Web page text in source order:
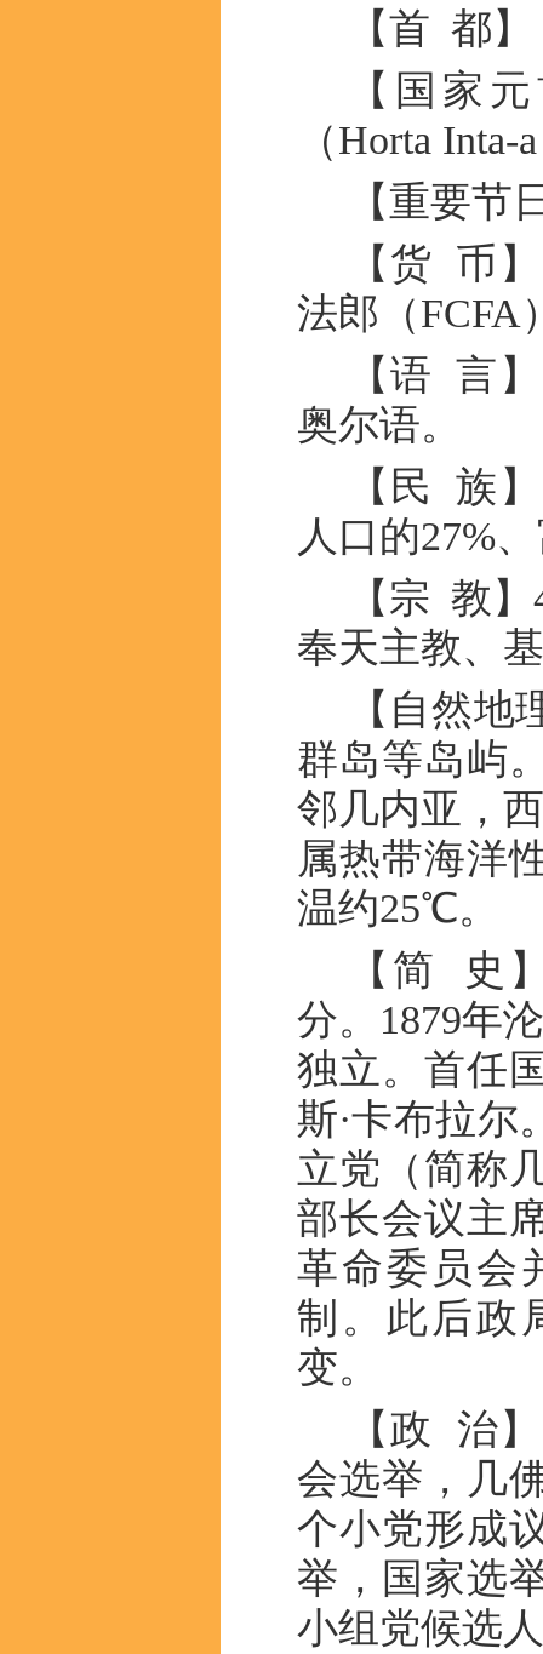
【首 都
【国家
（Horta
【重要节
【货 币
法郎（FCFA
【语 言
奥尔语。
【民 族
人口的27%
【宗 教
奉天主教、
【自然
群岛等岛屿
邻几内亚，
属热带海洋
温约25℃。
【简 史
分。1879年
独立。首任
斯·卡布拉尔
立党（简称
部长会议主
革命委员会
制。此后政
变。
【政 治
会选举，几
个小党形成
举，国家选
小组党候选